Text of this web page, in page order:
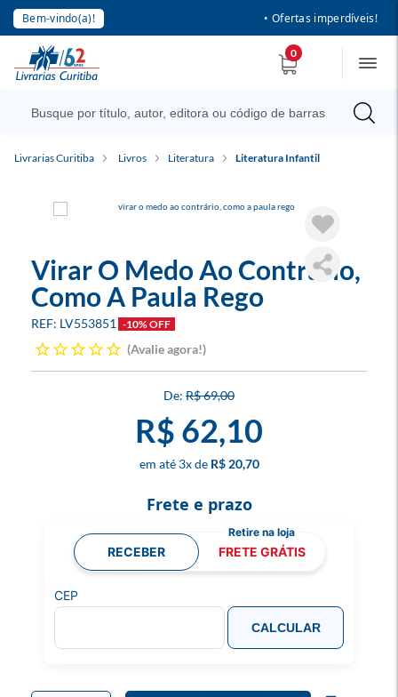
Bem-vindo(a)! • Ofertas imperdíveis!
0
Livrarias Curitiba Livros Literatura Literatura Infantil
Virar O Medo Ao Contrário,
Como A Paula Rego
LV553851 -10% OFF
Avalie agora!
R$ 69,00
R$ 62,10
3x R$ 20,70
Frete e prazo
RECEBER FRETE GRÁTIS
CEP
CALCULAR